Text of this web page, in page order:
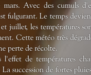
Avec des cumuls
fulgurant. Le temps
juillet, les températures
Cette météo très
perte de récolte.
de températures
succession de fortes